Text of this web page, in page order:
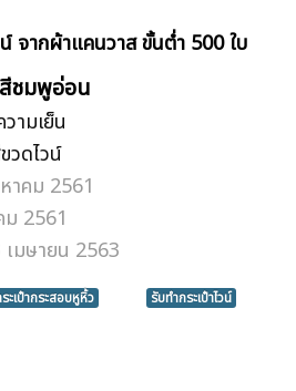
จากผ้าแคนวาส ขั้นต่ำ 500 ใบ
สีชมพูอ่อน
วามเย็น
วดไวน์
าคม 2561
ม 2561
มษายน 2563
ะเป๋ากระสอบหูหิ้ว
รับทำกระเป๋าไวน์